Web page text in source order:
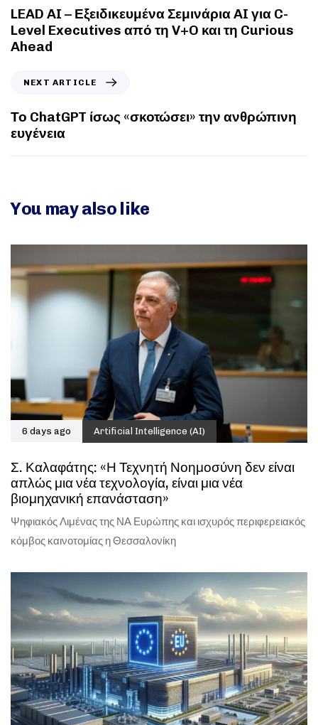
LEAD AI – Εξειδικευμένα Σεμινάρια AI για C-
Level Executives από τη V+O και τη Curious
Ahead
NEXT ARTICLE
Το ChatGPT ίσως «σκοτώσει» την ανθρώπινη
ευγένεια
You may also like
6 days ago Artificial Intelligence (AI)
Σ. Καλαφάτης: «Η Τεχνητή Νοημοσύνη δεν είναι
απλώς μια νέα τεχνολογία, είναι μια νέα
βιομηχανική επανάσταση»
Ψηφιακός Λιμένας της ΝΑ Ευρώπης και ισχυρός περιφερειακός
κόμβος καινοτομίας η Θεσσαλονίκη